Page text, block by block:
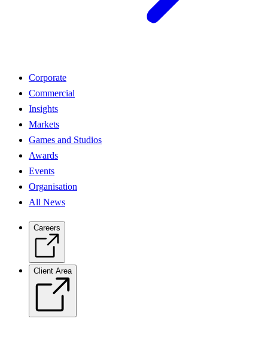
Corporate
Commercial
Insights
Markets
Games and Studios
Awards
Events
Organisation
All News
Careers
Client Area